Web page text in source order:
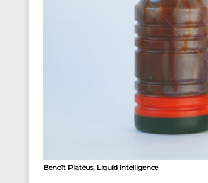
Benoît Platéus, Liquid Intelligence